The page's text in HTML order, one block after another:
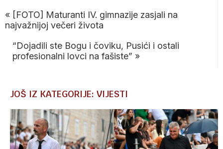
« [FOTO] Maturanti IV. gimnazije zasjali na
najvažnijoj večeri života
“Dojadili ste Bogu i čoviku, Pusići i ostali
profesionalni lovci na fašiste” »
JOŠ IZ KATEGORIJE: VIJESTI